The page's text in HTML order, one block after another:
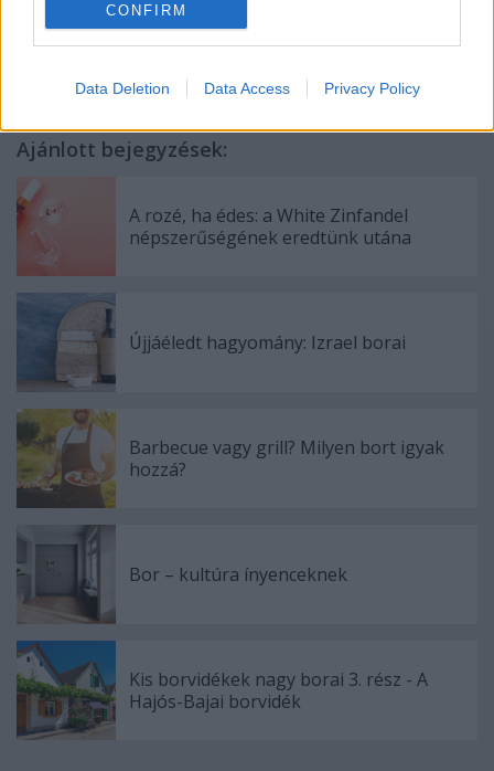
user protection.
CONFIRM
Data Deletion Data Access Privacy Policy
Címkék:program bor borkóstolás
Ajánlott bejegyzések:
A rozé, ha édes: a White Zinfandel
népszerűségének eredtünk utána
Újjáéledt hagyomány: Izrael borai
Barbecue vagy grill? Milyen bort igyak
hozzá?
Bor – kultúra ínyenceknek
Kis borvidékek nagy borai 3. rész - A
Hajós-Bajai borvidék